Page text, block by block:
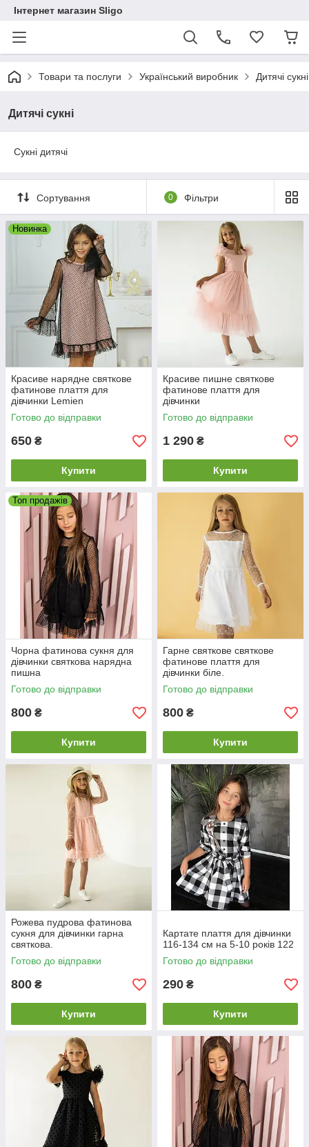
Інтернет магазин Sligo
Товари та послуги Український виробник Дитячі сукні
Дитячі сукні
Сукні дитячі
Сортування 0 Фільтри
Новинка
Красиве нарядне святкове
фатинове плаття для
дівчинки Lemien
Готово до відправки
650 ₴
Купити
Красиве пишне святкове
фатинове плаття для
дівчинки
Готово до відправки
1 290 ₴
Купити
Топ продажів
Чорна фатинова сукня для
дівчинки святкова нарядна
пишна
Готово до відправки
800 ₴
Купити
Гарне святкове святкове
фатинове плаття для
дівчинки біле.
Готово до відправки
800 ₴
Купити
Рожева пудрова фатинова
сукня для дівчинки гарна
святкова.
Готово до відправки
800 ₴
Купити
Картате плаття для дівчинки
116-134 см на 5-10 років 122
Готово до відправки
290 ₴
Купити